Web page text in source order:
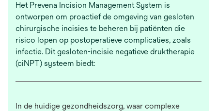
Het Prevena Incision Management System is
ontworpen om proactief de omgeving van gesloten
chirurgische incisies te beheren bij patiënten die
risico lopen op postoperatieve complicaties, zoals
infectie. Dit gesloten-incisie negatieve druktherapie
(ciNPT) systeem biedt:
In de huidige gezondheidszorg, waar complexe